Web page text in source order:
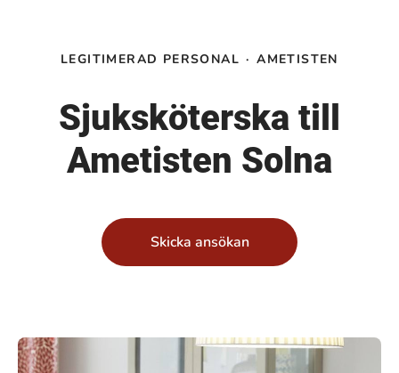
LEGITIMERAD PERSONAL · AMETISTEN
Sjuksköterska till
Ametisten Solna
Skicka ansökan